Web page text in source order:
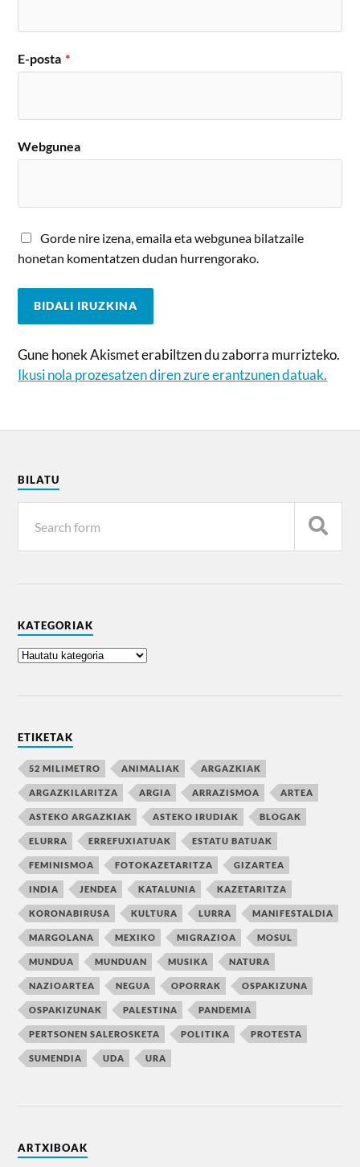
E-posta *
Webgunea
Gorde nire izena, emaila eta webgunea bilatzaile
honetan komentatzen dudan hurrengorako.
Gune honek Akismet erabiltzen du zaborra murrizteko.
Ikusi nola prozesatzen diren zure erantzunen datuak.
BILATU
KATEGORIAK
ETIKETAK
52 MILIMETRO ANIMALIAK ARGAZKIAK
ARGAZKILARITZA ARGIA ARRAZISMOA ARTEA
ASTEKO ARGAZKIAK ASTEKO IRUDIAK BLOGAK
ELURRA ERREFUXIATUAK ESTATU BATUAK
FEMINISMOA FOTOKAZETARITZA GIZARTEA
INDIA JENDEA KATALUNIA KAZETARITZA
KORONABIRUSA KULTURA LURRA MANIFESTALDIA
MARGOLANA MEXIKO MIGRAZIOA MOSUL
MUNDUA MUNDUAN MUSIKA NATURA
NAZIOARTEA NEGUA OPORRAK OSPAKIZUNA
OSPAKIZUNAK PALESTINA PANDEMIA
PERTSONEN SALEROSKETA POLITIKA PROTESTA
SUMENDIA UDA URA
ARTXIBOAK